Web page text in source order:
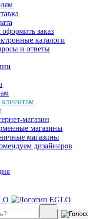
заказ
каталоги
и ответы
магазин
магазины
магазины
дизайнеров